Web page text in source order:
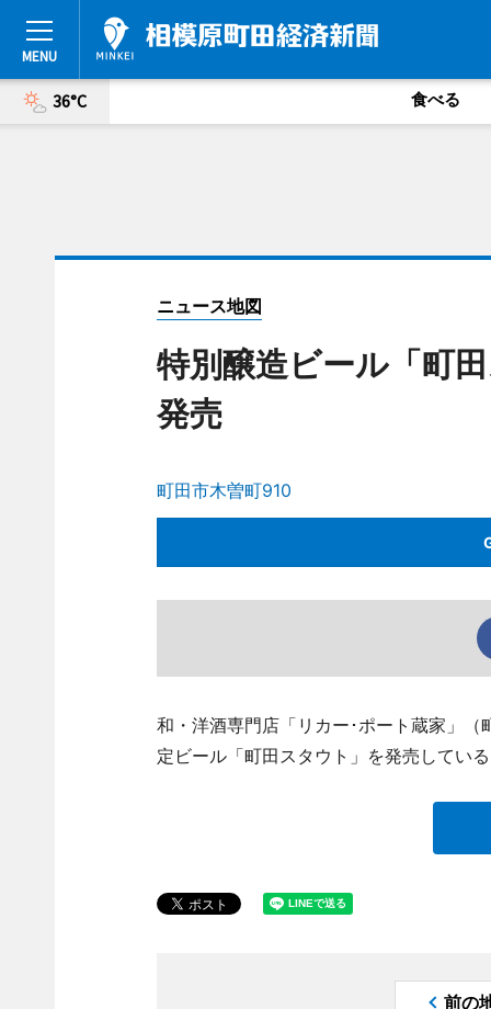
36°C 食べる
ニュース地図
特別醸造ビール「町
発売
町田市木曽町910
和・洋酒専門店「リカー･ポート蔵家」
定ビール「町田スタウト」を発売してい
前の